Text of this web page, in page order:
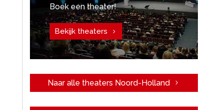
Boek een theater!
Bekijk theaters
Naar alle theaters Noord-Holland